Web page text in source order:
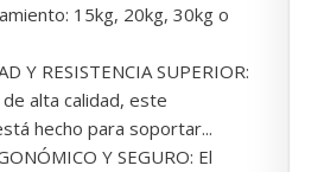
15kg, 20kg, 30kg o
Y RESISTENCIA SUPERIOR:
alta calidad, este
hecho para soportar...
Y SEGURO: El